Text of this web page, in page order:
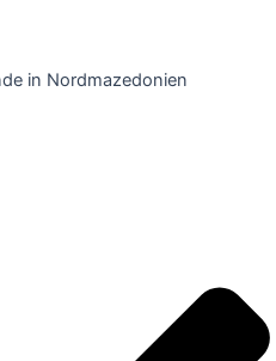
in Nordmazedonien